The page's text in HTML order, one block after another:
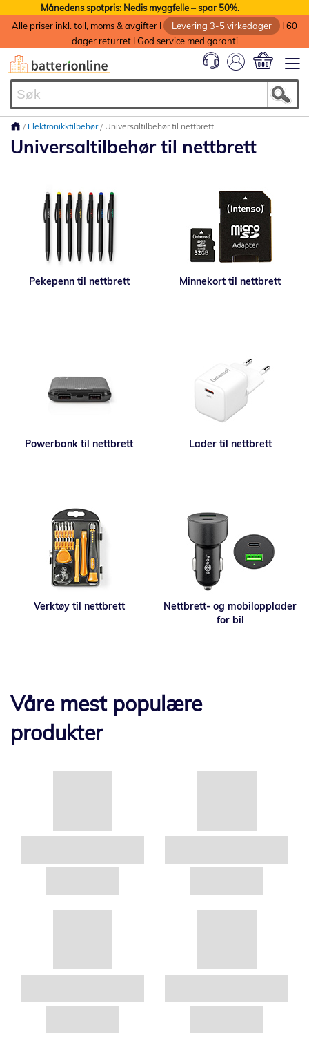
Månedens spotpris: Nedis myggfelle – spar 50%.
Alle priser inkl. toll, moms & avgifter I
Levering 3-5 virkedager
I 60
dager returret I God service med garanti
Elektronikktilbehør Universaltilbehør til nettbrett
Universaltilbehør til nettbrett
Pekepenn til nettbrett Minnekort til nettbrett
Powerbank til nettbrett Lader til nettbrett
Verktøy til nettbrett
Nettbrett- og mobilopplader
for bil
Våre mest populære
produkter